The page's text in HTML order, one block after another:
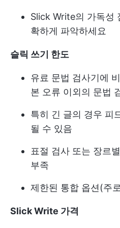
Slick Write의 가독성
확하게 파악하세요
슬릭 쓰기 한도
유료 문법 검사기에
본 오류 이외의 문법
특히 긴 글의 경우 피
될 수 있음
표절 검사 또는 장르
부족
제한된 통합 옵션(주
Slick Write 가격